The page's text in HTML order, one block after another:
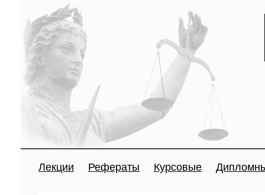
Лекции Рефераты Курсовые